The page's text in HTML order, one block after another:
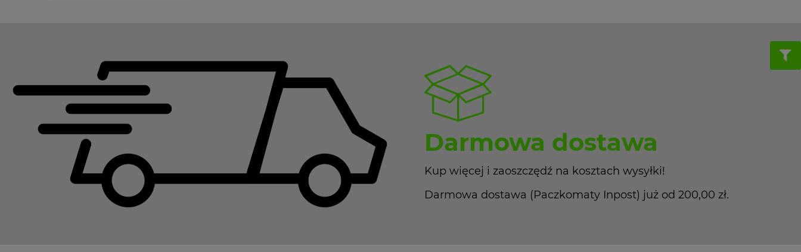
Darmowa dostawa
Kup więcej i zaoszczędź na kosztach wysyłki!
Darmowa dostawa (Paczkomaty Inpost) już od 200,00 zł.